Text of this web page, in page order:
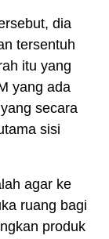
dia
tersentuh
itu yang
yang ada
secara
sisi
agar ke
ruang bagi
produk